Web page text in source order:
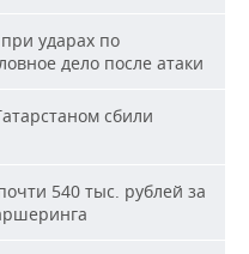
ударах по
дело после атаки
сбили
540 тыс. рублей за